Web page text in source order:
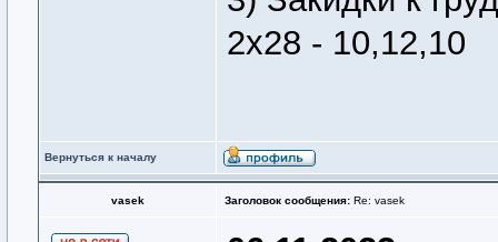
2х28 - 10,12,10
Вернуться к началу
vasek Заголовок сообщения: Re: vasek